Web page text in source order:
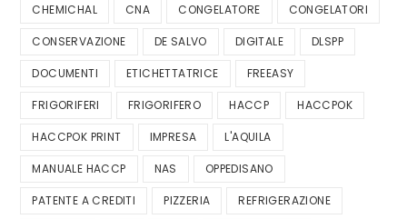
CHEMICHAL CNA CONGELATORE CONGELATORI
CONSERVAZIONE DE SALVO DIGITALE DLSPP
DOCUMENTI ETICHETTATRICE FREEASY
FRIGORIFERI FRIGORIFERO HACCP HACCPOK
HACCPOK PRINT IMPRESA L'AQUILA
MANUALE HACCP NAS OPPEDISANO
PATENTE A CREDITI PIZZERIA REFRIGERAZIONE